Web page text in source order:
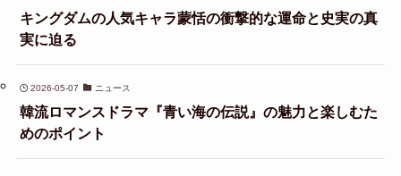
キングダムの人気キャラ蒙恬の衝撃的な運命と史実の真
実に迫る
2026-05-07 ニュース
韓流ロマンスドラマ『青い海の伝説』の魅力と楽しむた
めのポイント